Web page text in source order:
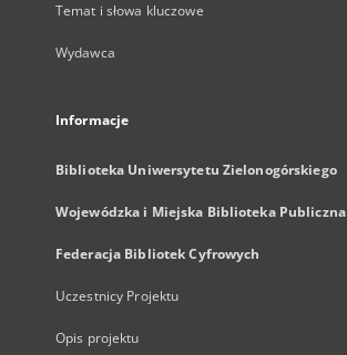
Temat i słowa kluczowe
Wydawca
Informacje
Biblioteka Uniwersytetu Zielonogórskiego
Wojewódzka i Miejska Biblioteka Publiczna
Federacja Bibliotek Cyfrowych
Uczestnicy Projektu
Opis projektu